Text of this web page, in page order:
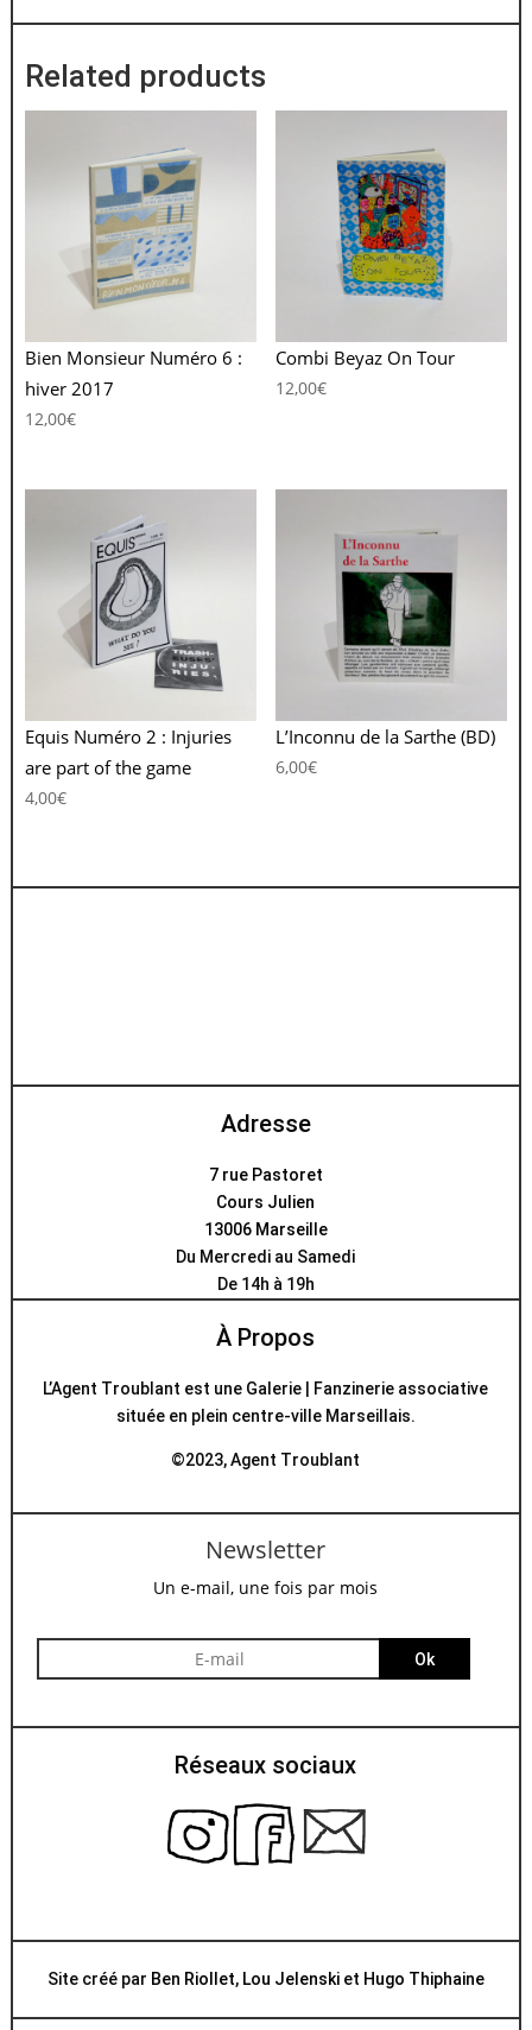
Related products
Bien Monsieur Numéro 6 :
hiver 2017
12,00€
Combi Beyaz On Tour
12,00€
Equis Numéro 2 : Injuries
are part of the game
4,00€
L’Inconnu de la Sarthe (BD)
6,00€
Adresse
7 rue Pastoret
Cours Julien
13006 Marseille
Du Mercredi au Samedi
De 14h à 19h
À Propos
L’Agent Troublant est une Galerie | Fanzinerie associative
située en plein centre-ville Marseillais.
©2023, Agent Troublant
Newsletter
Un e-mail, une fois par mois
Ok
Réseaux sociaux
Site créé par Ben Riollet, Lou Jelenskiet Hugo Thiphaine